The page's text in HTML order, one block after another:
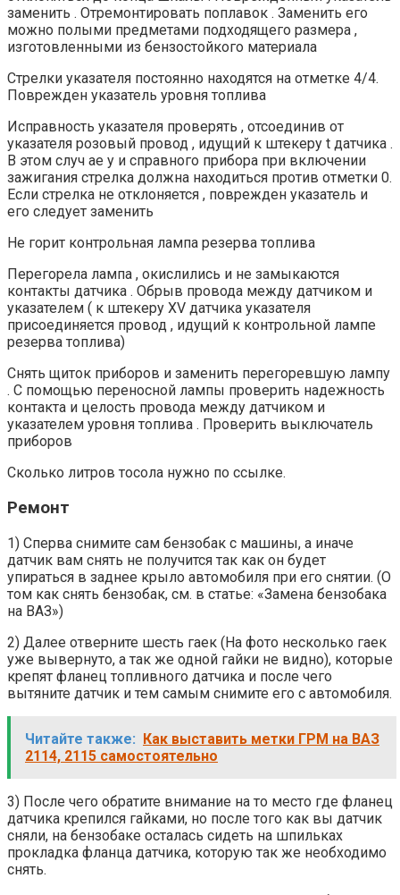
заменить . Отремонтировать поплавок . Заменить его
можно полыми предметами подходящего размера ,
изготовленными из бензостойкого материала
Стрелки указателя постоянно находятся на отметке 4/4.
Поврежден указатель уровня топлива
Исправность указателя проверять , отсоединив от
указателя розовый провод , идущий к штекеру t датчика .
В этом случ ае у и справного прибора при включении
зажигания стрелка должна находиться против отметки 0.
Если стрелка не отклоняется , поврежден указатель и
его следует заменить
Не горит контрольная лампа резерва топлива
Перегорела лампа , окислились и не замыкаются
контакты датчика . Обрыв провода между датчиком и
указателем ( к штекеру XV датчика указателя
присоединяется провод , идущий к контрольной лампе
резерва топлива)
Снять щиток приборов и заменить перегоревшую лампу
. С помощью переносной лампы проверить надежность
контакта и целость провода между датчиком и
указателем уровня топлива . Проверить выключатель
приборов
Сколько литров тосола нужно по ссылке.
Ремонт
1) Сперва снимите сам бензобак с машины, а иначе
датчик вам снять не получится так как он будет
упираться в заднее крыло автомобиля при его снятии. (О
том как снять бензобак, см. в статье: «Замена бензобака
на ВАЗ»)
2) Далее отверните шесть гаек (На фото несколько гаек
уже вывернуто, а так же одной гайки не видно), которые
крепят фланец топливного датчика и после чего
вытяните датчик и тем самым снимите его с автомобиля.
Читайте также: Как выставить метки ГРМ на ВАЗ
2114, 2115 самостоятельно
3) После чего обратите внимание на то место где фланец
датчика крепился гайками, но после того как вы датчик
сняли, на бензобаке осталась сидеть на шпильках
прокладка фланца датчика, которую так же необходимо
снять.